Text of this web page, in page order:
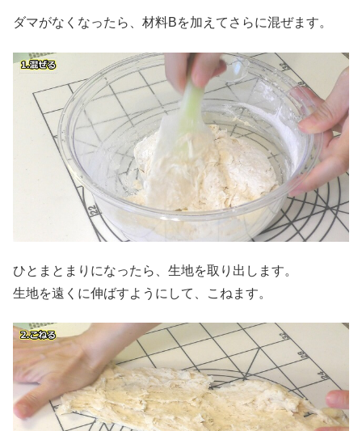
ダマがなくなったら、材料Bを加えてさらに混ぜます。
ひとまとまりになったら、生地を取り出します。
生地を遠くに伸ばすようにして、こねます。